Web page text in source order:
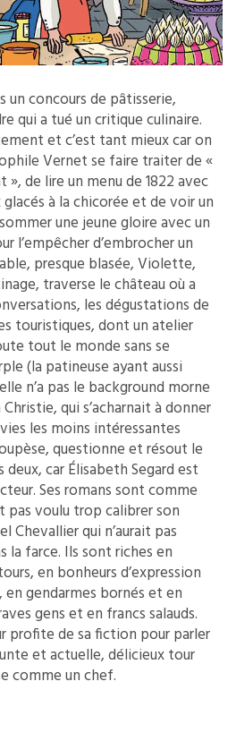
concours de pâtisserie,
qui a tué un critique culinaire.
et c’est tant mieux car on
Vernet se faire traiter de «
de lire un menu de 1822 avec
à la chicorée et de voir un
une jeune gloire avec un
l’empêcher d’embrocher un
presque blasée, Violette,
traverse le château où a
les dégustations de
touristiques, dont un atelier
tout le monde sans se
(la patineuse ayant aussi
n’a pas le background morne
qui s’acharnait à donner
les moins intéressantes
questionne et résout le
car Élisabeth Segard est
Ses romans sont comme
pas voulu trop calibrer son
Chevallier qui n’aurait pas
la farce. Ils sont riches en
en bonheurs d’expression
gendarmes bornés et en
gens et en francs salauds.
profite de sa fiction pour parler
et actuelle, délicieux tour
comme un chef.